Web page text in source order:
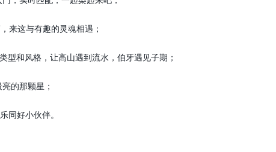
来这与有趣的灵魂相遇；
型和风格，让高山遇到流水，伯牙遇见子期；
的那颗星；
同好小伙伴。